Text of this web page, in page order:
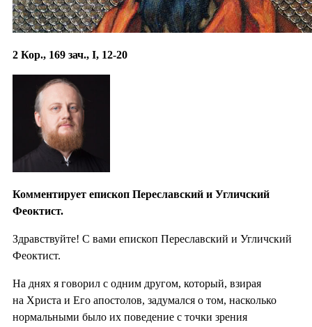
2 Кор., 169 зач., I, 12-20
Комментирует епископ Переславский и Угличский
Феоктист.
Здравствуйте! С вами епископ Переславский и Угличский
Феоктист.
На днях я говорил с одним другом, который, взирая
на Христа и Его апостолов, задумался о том, насколько
нормальными было их поведение с точки зрения